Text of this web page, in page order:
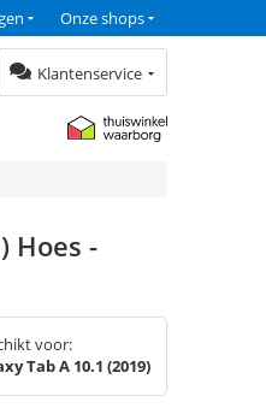
Onze shops
Klantenservice
Hoes -
voor:
Tab A 10.1 (2019)